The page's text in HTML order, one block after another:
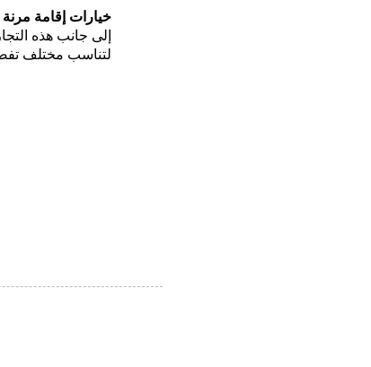
خيارات إقامة
إلى جانب هذه
لتناسب مختلف